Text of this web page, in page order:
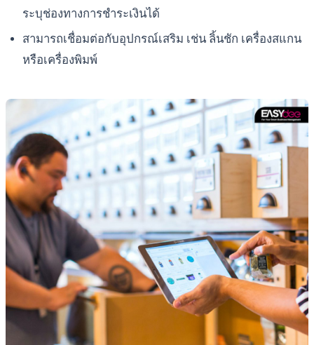
ระบุช่องทางการชำระเงินได้
สามารถเชื่อมต่อกับอุปกรณ์เสริม เช่น ลิ้นชัก เครื่องสแกน
หรือเครื่องพิมพ์